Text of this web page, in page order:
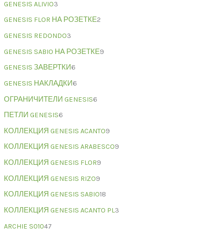
GENESIS ALIVIO3
GENESIS FLOR НА РОЗЕТКЕ2
GENESIS REDONDO3
GENESIS SABIO НА РОЗЕТКЕ9
GENESIS ЗАВЕРТКИ6
GENESIS НАКЛАДКИ6
ОГРАНИЧИТЕЛИ GENESIS6
ПЕТЛИ GENESIS6
КОЛЛЕКЦИЯ GENESIS ACANTO9
КОЛЛЕКЦИЯ GENESIS ARABESCO9
КОЛЛЕКЦИЯ GENESIS FLOR9
КОЛЛЕКЦИЯ GENESIS RIZO9
КОЛЛЕКЦИЯ GENESIS SABIO18
КОЛЛЕКЦИЯ GENESIS ACANTO PL3
ARCHIE S01047